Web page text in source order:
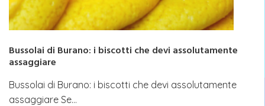
Bussolai di Burano: i biscotti che devi assolutamente
assaggiare
Bussolai di Burano: i biscotti che devi assolutamente
assaggiare Se…